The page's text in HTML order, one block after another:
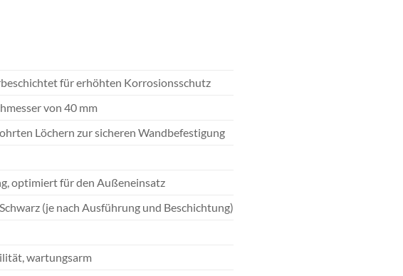
für erhöhten Korrosionsschutz
von 40 mm
Löchern zur sicheren Wandbefestigung
optimiert für den Außeneinsatz
(je nach Ausführung und Beschichtung)
wartungsarm